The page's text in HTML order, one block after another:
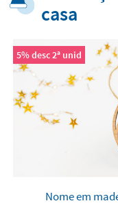
casa
5% desc 2ª unid
Nome em